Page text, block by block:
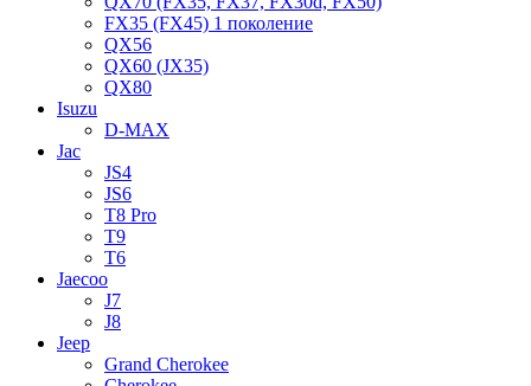
FX35 (FX45) 1 поколение
QX56
QX60 (JX35)
QX80
Isuzu
D-MAX
Jac
JS4
JS6
T8 Pro
T9
T6
Jaecoo
J7
J8
Jeep
Grand Cherokee